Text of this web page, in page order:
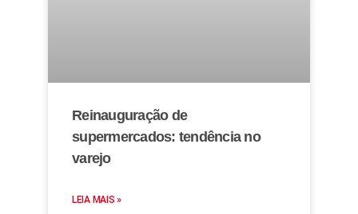
Reinauguração de
supermercados: tendência no
varejo
LEIA MAIS »